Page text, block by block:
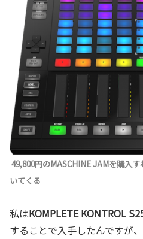
49,800円のMASCHINE JAMを購入
いてくる
私はKOMPLETE KONTROL
することで入手したんですが、